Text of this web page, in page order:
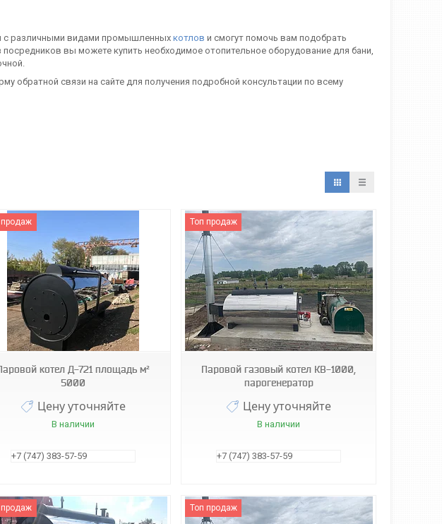
с различными видами промышленных котлов и смогут помочь вам подобрать
вы можете купить необходимое отопительное оборудование для бани,
обратной связи на сайте для получения подробной консультации по всему
продаж
котел Д-721 площадь м²
5000
Цену уточняйте
В наличии
+7 (747) 383-57-59
Топ продаж
Паровой газовый котел КВ-1000,
парогенератор
Цену уточняйте
В наличии
+7 (747) 383-57-59
продаж Топ продаж